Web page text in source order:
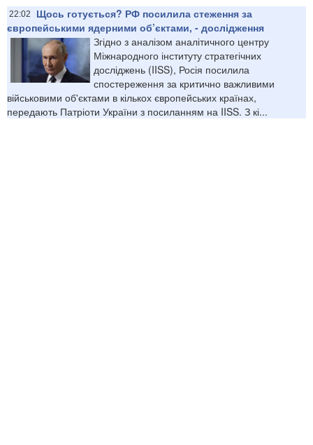
22:02
Щось готується? РФ посилила стеження за
європейськими ядерними об’єктами, - дослідження
Згідно з аналізом аналітичного центру
Міжнародного інституту стратегічних
досліджень (IISS), Росія посилила
спостереження за критично важливими
військовими об'єктами в кількох європейських країнах,
передають Патріоти України з посиланням на IISS. З кі...